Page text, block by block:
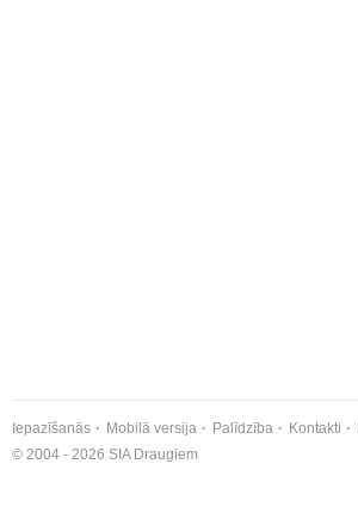
Iepazīšanās Mobilā versija Palīdzība Kontakti
© 2004 - 2026 SIA Draugiem